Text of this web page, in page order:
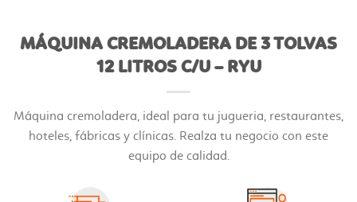
MÁQUINA CREMOLADERA DE 3 TOLVAS
12 LITROS C/U – RYU
Máquina cremoladera, ideal para tu jugueria, restaurantes,
hoteles, fábricas y clínicas. Realza tu negocio con este
equipo de calidad.